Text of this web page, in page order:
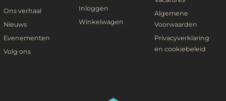
Ons verhaal
Nieuws
Evenementen
Volg ons
Inloggen
Winkelwagen
Algemene
Voorwaarden
Privacyverklaring
en cookiebeleid